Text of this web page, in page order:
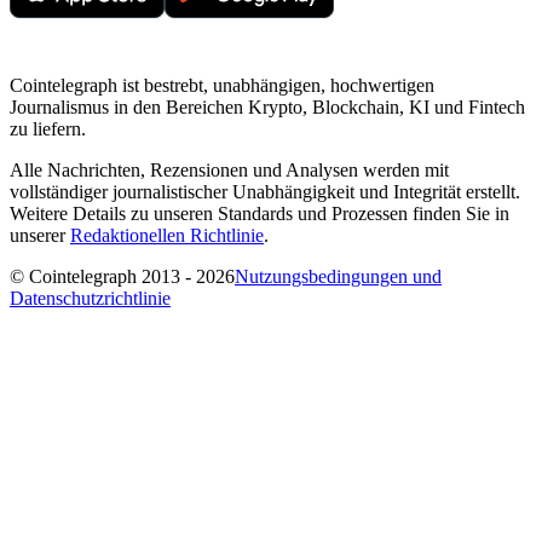
Cointelegraph ist bestrebt, unabhängigen, hochwertigen
Journalismus in den Bereichen Krypto, Blockchain, KI und Fintech
zu liefern.
Alle Nachrichten, Rezensionen und Analysen werden mit
vollständiger journalistischer Unabhängigkeit und Integrität erstellt.
Weitere Details zu unseren Standards und Prozessen finden Sie in
unsererRedaktionellen Richtlinie.
© Cointelegraph 2013 - 2026Nutzungsbedingungen und
Datenschutzrichtlinie